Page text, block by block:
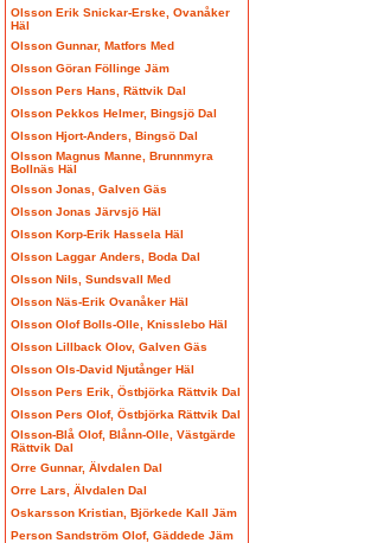
Olsson Erik Snickar-Erske, Ovanåker
Häl
Olsson Gunnar, Matfors Med
Olsson Göran Föllinge Jäm
Olsson Pers Hans, Rättvik Dal
Olsson Pekkos Helmer, Bingsjö Dal
Olsson Hjort-Anders, Bingsö Dal
Olsson Magnus Manne, Brunnmyra
Bollnäs Häl
Olsson Jonas, Galven Gäs
Olsson Jonas Järvsjö Häl
Olsson Korp-Erik Hassela Häl
Olsson Laggar Anders, Boda Dal
Olsson Nils, Sundsvall Med
Olsson Näs-Erik Ovanåker Häl
Olsson Olof Bolls-Olle, Knisslebo Häl
Olsson Lillback Olov, Galven Gäs
Olsson Ols-David Njutånger Häl
Olsson Pers Erik, Östbjörka Rättvik Dal
Olsson Pers Olof, Östbjörka Rättvik Dal
Olsson-Blå Olof, Blånn-Olle, Västgärde
Rättvik Dal
Orre Gunnar, Älvdalen Dal
Orre Lars, Älvdalen Dal
Oskarsson Kristian, Björkede Kall Jäm
Person Sandström Olof, Gäddede Jäm